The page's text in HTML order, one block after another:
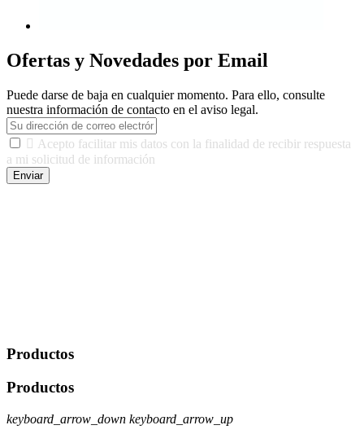
Ofertas y Novedades por Email
Puede darse de baja en cualquier momento. Para ello, consulte
nuestra información de contacto en el aviso legal.
 Acepto facilitar mis datos con la finalidad de recibir respuesta
a mi solicitud de información
Enviar
Productos
Productos
keyboard_arrow_down keyboard_arrow_up